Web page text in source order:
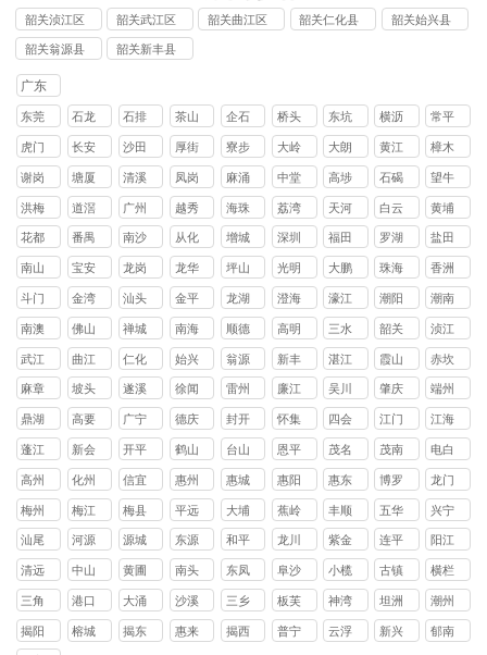
韶关浈江区
讨债公司
韶关武江区
讨债公司
韶关曲江区
韶关仁化县
韶关始兴县
韶关翁源县
讨债公司
韶关新丰县
广东
东莞
石龙
镇
石排
镇
茶山
镇
企石
镇
桥头
镇
东坑
镇
横沥
镇
常平
镇
虎门
镇
长安
镇
沙田
镇
厚街
镇
寮步
镇
大岭
山镇
大朗
镇
黄江
镇
樟木
头镇
谢岗
镇
塘厦
镇
清溪
镇
凤岗
镇
麻涌
镇
中堂
镇
高埗
镇
石碣
镇
望牛
墩镇
洪梅
镇
道滘
镇
广州
越秀
区
海珠
区
荔湾
区
天河
区
白云
区
黄埔
区
花都
区
番禺
区
南沙
区
从化
区
增城
区
深圳
福田
区
罗湖
区
盐田
区
南山
区
宝安
区
龙岗
区
龙华
区
坪山
区
光明
区
大鹏
新区
珠海
香洲
区
斗门
区
金湾
区
汕头
金平
区
龙湖
区
澄海
区
濠江
区
潮阳
区
潮南
区
南澳
县
佛山
禅城
区
南海
区
顺德
区
高明
区
三水
区
韶关
浈江
区
武江
区
曲江
区
仁化
县
始兴
县
翁源
县
新丰
县
湛江
霞山
区
赤坎
区
麻章
区
坡头
区
遂溪
县
徐闻
县
雷州
市
廉江
市
吴川
市
肇庆
端州
区
鼎湖
区
高要
区
广宁
县
德庆
县
封开
县
怀集
县
四会
市
江门
江海
区
蓬江
区
新会
区
开平
县
鹤山
县
台山
县
恩平
县
茂名
茂南
区
电白
区
高州
市
化州
市
信宜
市
惠州
惠城
区
惠阳
区
惠东
县
博罗
县
龙门
县
梅州
梅江
区
梅县
区
平远
县
大埔
县
蕉岭
县
丰顺
县
五华
县
兴宁
市
汕尾 河源
源城
区
东源
县
和平
县
龙川
县
紫金
县
连平
县
阳江
清远 中山
黄圃
镇
南头
镇
东凤
镇
阜沙
镇
小榄
镇
古镇
镇
横栏
镇
三角
镇
港口
镇
大涌
镇
沙溪
镇
三乡
镇
板芙
镇
神湾
镇
坦洲
镇
潮州
揭阳
榕城
揭东
惠来
揭西
普宁
云浮
新兴
郁南